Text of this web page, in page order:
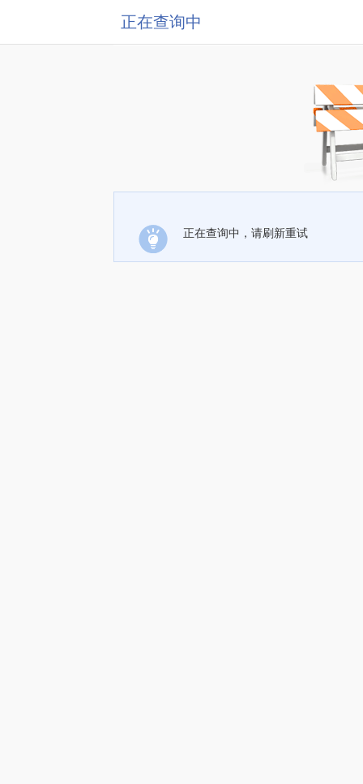
正在查询中
正在查询中，请刷新重试